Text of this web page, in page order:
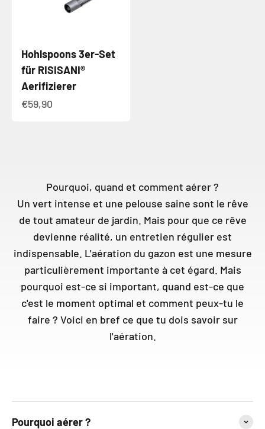
Hohlspoons 3er-Set
für RISISANI®
Aerifizierer
Angebot
€59,90
Pourquoi, quand et comment aérer ?
Un vert intense et une pelouse saine sont le rêve
de tout amateur de jardin. Mais pour que ce rêve
devienne réalité, un entretien régulier est
indispensable. L'aération du gazon est une mesure
particulièrement importante à cet égard. Mais
pourquoi est-ce si important, quand est-ce que
c'est le moment optimal et comment peux-tu le
faire ? Voici en bref ce que tu dois savoir sur
l'aération.
Pourquoi aérer ?